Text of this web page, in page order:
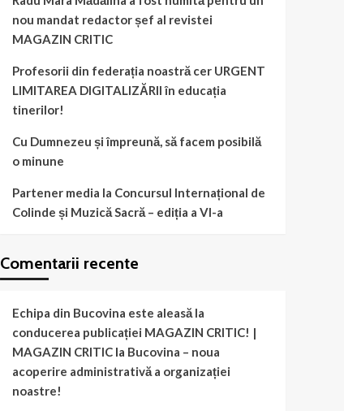
nou mandat redactor șef al revistei
MAGAZIN CRITIC
Profesorii din federația noastră cer URGENT
LIMITAREA DIGITALIZĂRII în educația
tinerilor!
Cu Dumnezeu și împreună, să facem posibilă
o minune
Partener media la Concursul Internațional de
Colinde și Muzică Sacră – ediția a VI-a
Comentarii recente
Echipa din Bucovina este aleasă la
conducerea publicației MAGAZIN CRITIC! |
MAGAZIN CRITICla Bucovina – noua
acoperire administrativă a organizației
noastre!